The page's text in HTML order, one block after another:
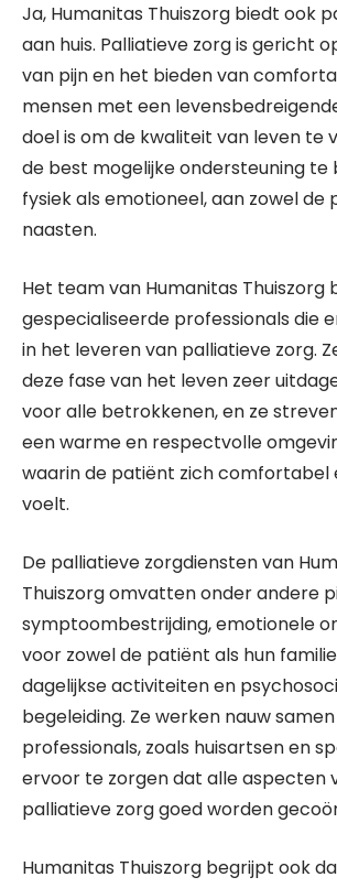
Ja, Humanitas Thuiszorg biedt ook
aan huis. Palliatieve zorg is gericht
van pijn en het bieden van
mensen met een
doel is om de kwaliteit van leven te
de best mogelijke ondersteuning te
fysiek als emotioneel, aan zowel de
naasten.
Het team van Humanitas Thuiszorg
gespecialiseerde professionals die
in het leveren van palliatieve zorg.
deze fase van het leven zeer
voor alle betrokkenen, en ze
een warme en respectvolle
waarin de patiënt zich comfortabel
voelt.
De palliatieve zorgdiensten van
Thuiszorg omvatten onder andere
symptoombestrijding, emotionele
voor zowel de patiënt als hun
dagelijkse activiteiten en
begeleiding. Ze werken nauw
professionals, zoals huisartsen en
ervoor te zorgen dat alle aspecten
palliatieve zorg goed worden
Humanitas Thuiszorg begrijpt ook